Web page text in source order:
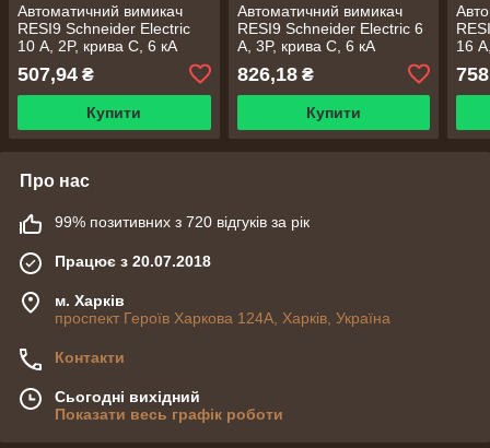
Автоматичний вимикач
RESI9 Schneider Electric
10 А, 2P, крива С, 6 кА
507,94 ₴
Купити
Автоматичний вимикач
RESI9 Schneider Electric 6
А, 3P, крива С, 6 кА
826,18₴
Купити
16
Про нас
99% позитивних з 720 відгуків за рік
Працює з 20.07.2018
м. Харків
проспект Героїв Харкова 124А, Харків, Україна
Контакти
Сьогодні вихідний
Показати весь графік роботи